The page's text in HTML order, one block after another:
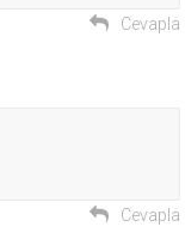
Cevapla
Cevapla